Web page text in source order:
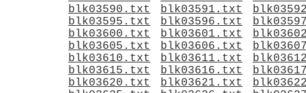
blk03590.txt
blk03591.txt
blk03595.txt
blk03596.txt
blk03600.txt
blk03601.txt
blk03605.txt
blk03606.txt
blk03610.txt
blk03611.txt
blk03615.txt
blk03616.txt
blk03620.txt
blk03621.txt